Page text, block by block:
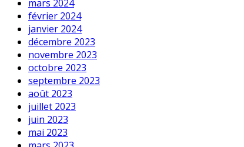
mars 2024
février 2024
janvier 2024
décembre 2023
novembre 2023
octobre 2023
septembre 2023
août 2023
juillet 2023
juin 2023
mai 2023